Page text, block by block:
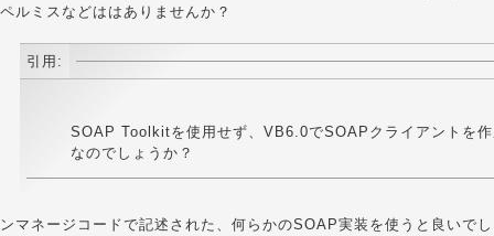
ルミスなどははありませんか？
引用:
SOAP Toolkitを使用せず、VB6.0でSOAPクライアントを
なのでしょうか？
マネージコードで記述された、何らかのSOAP実装を使うと良いで